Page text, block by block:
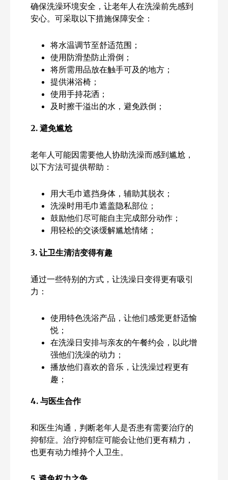
确保洗澡环境安全，让老年人在洗澡前先感到
安心。可采取以下措施保障安全：
将水温调节至舒适范围；
使用防滑垫防止滑倒；
将所需用品放在触手可及的地方；
提供淋浴椅；
使用手持花洒；
及时擦干溢出的水，避免跌倒；
2. 避免尴尬
老年人可能因需要他人协助洗澡而感到尴尬，
以下方法可提供帮助：
用大毛巾遮挡身体，辅助其脱衣；
洗澡时用毛巾遮盖隐私部位；
鼓励他们尽可能自主完成部分动作；
用轻松的交谈缓解尴尬情绪；
3. 让卫生清洁变得有趣
通过一些特别的方式，让洗澡日变得更有吸引
力：
使用特色洗浴产品，让他们感觉更舒适愉
悦；
在洗澡日安排与亲友的午餐约会，以此增
强他们洗澡的动力；
播放他们喜欢的音乐，让洗澡过程更有
趣；
4. 与医生合作
和医生沟通，判断老年人是否患有需要治疗的
抑郁症。治疗抑郁症可能会让他们更有精力，
也更有动力维持个人卫生。